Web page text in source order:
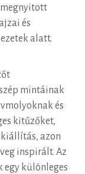
megnyitott
és
alatt.
mintáinak
és
kitűzőket,
kiállítás, azon
inspirált. Az
egy különleges